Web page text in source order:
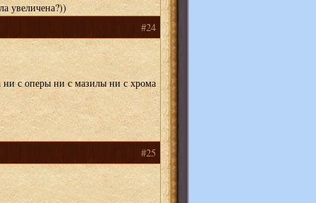
увеличена?))
#24
ни с оперы ни с мазилы ни с хрома
#25